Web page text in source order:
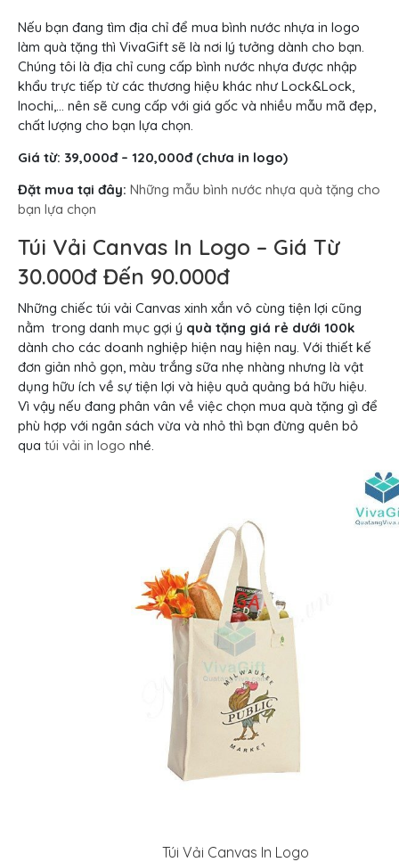
Nếu bạn đang tìm địa chỉ để mua bình nước nhựa in logo
làm quà tặng thì VivaGift sẽ là nơi lý tưởng dành cho bạn.
Chúng tôi là địa chỉ cung cấp bình nước nhựa được nhập
khẩu trực tiếp từ các thương hiệu khác như Lock&Lock,
Inochi,… nên sẽ cung cấp với giá gốc và nhiều mẫu mã đẹp,
chất lượng cho bạn lựa chọn.
Giá từ: 39,000đ – 120,000đ (chưa in logo)
Đặt mua tại đây: Những mẫu bình nước nhựa quà tặng cho
bạn lựa chọn
Túi Vải Canvas In Logo – Giá Từ
30.000đ Đến 90.000đ
Những chiếc túi vải Canvas xinh xắn vô cùng tiện lợi cũng
nằm trong danh mục gợi ý quà tặng giá rẻ dưới 100k
dành cho các doanh nghiệp hiện nay hiện nay. Với thiết kế
đơn giản nhỏ gọn, màu trắng sữa nhẹ nhàng nhưng là vật
dụng hữu ích về sự tiện lợi và hiệu quả quảng bá hữu hiệu.
Vì vậy nếu đang phân vân về việc chọn mua quà tặng gì để
phù hợp với ngân sách vừa và nhỏ thì bạn đừng quên bỏ
qua túi vải in logo nhé.
Túi Vải Canvas In Logo